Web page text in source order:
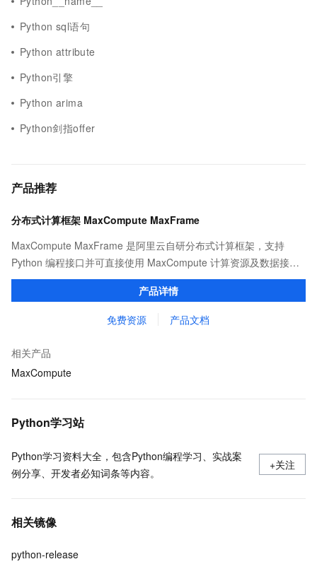
Python sql语句
Python attribute
Python引擎
Python arima
Python剑指offer
产品推荐
分布式计算框架 MaxCompute MaxFrame
MaxCompute MaxFrame 是阿里云自研分布式计算框架，支持
Python 编程接口并可直接使用 MaxCompute 计算资源及数据接
口，与 MaxCompute Notebook、镜像管理等功能共同构成
MaxCompute 完整 Python 开发生态。
产品详情
免费资源 产品文档
相关产品
MaxCompute
Python学习站
Python学习资料大全，包含Python编程学习、实战案
例分享、开发者必知词条等内容。
+关注
相关镜像
python-release